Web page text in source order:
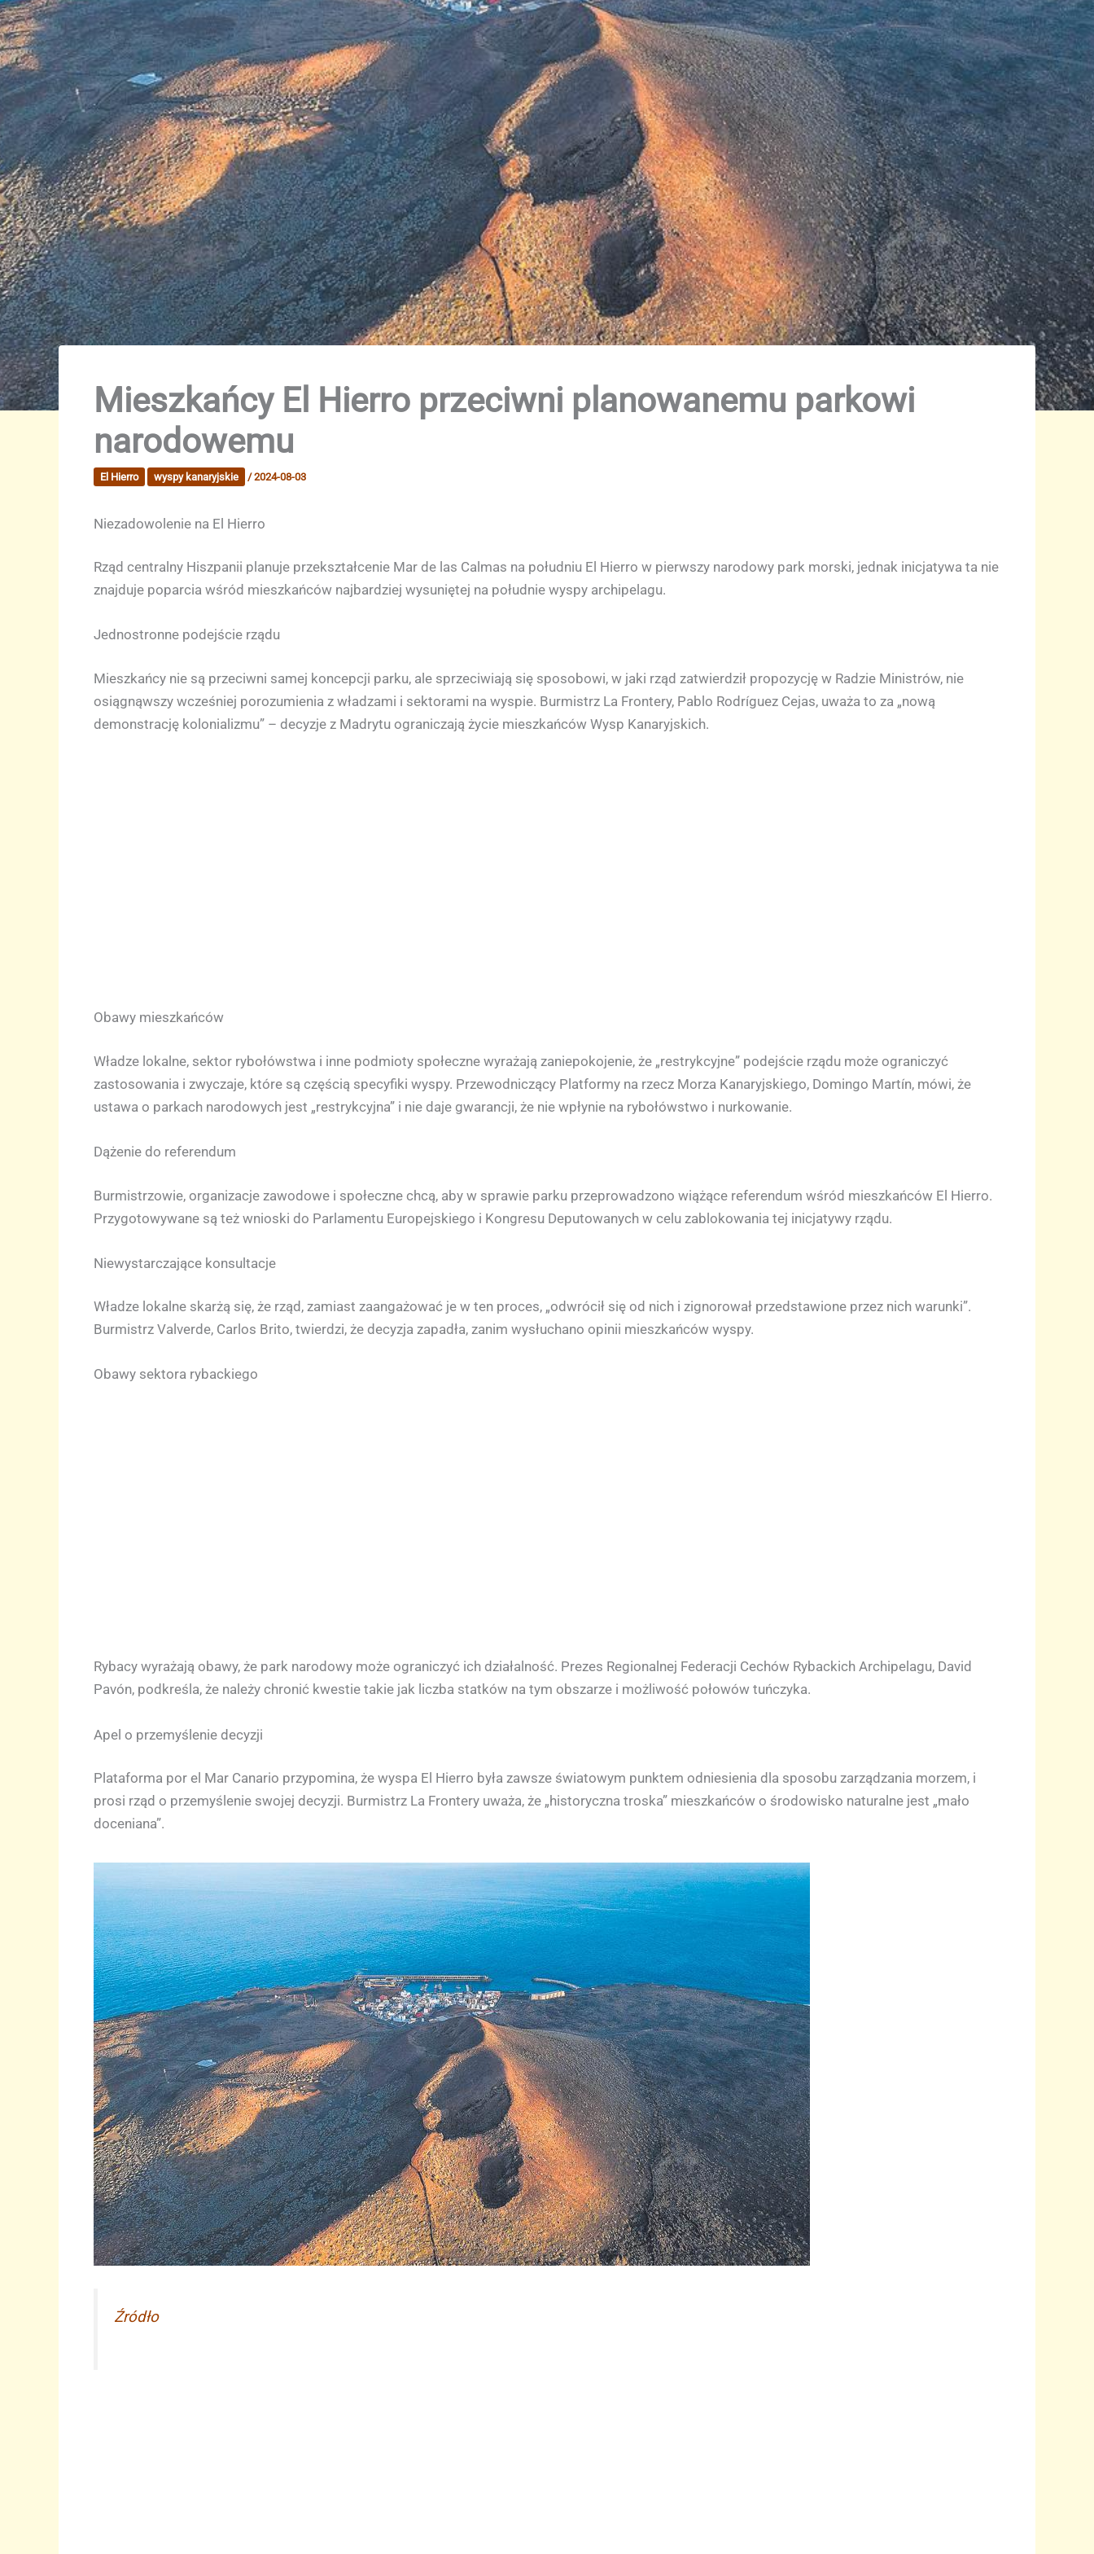
Mieszkańcy El Hierro przeciwni planowanemu parkowi
narodowemu
El Hierro wyspy kanaryjskie /2024-08-03
Niezadowolenie na El Hierro
Rząd centralny Hiszpanii planuje przekształcenie Mar de las Calmas na południu El Hierro w pierwszy narodowy park morski, jednak inicjatywa ta nie
znajduje poparcia wśród mieszkańców najbardziej wysuniętej na południe wyspy archipelagu.
Jednostronne podejście rządu
Mieszkańcy nie są przeciwni samej koncepcji parku, ale sprzeciwiają się sposobowi, w jaki rząd zatwierdził propozycję w Radzie Ministrów, nie
osiągnąwszy wcześniej porozumienia z władzami i sektorami na wyspie. Burmistrz La Frontery, Pablo Rodríguez Cejas, uważa to za „nową
demonstrację kolonializmu” – decyzje z Madrytu ograniczają życie mieszkańców Wysp Kanaryjskich.
Obawy mieszkańców
Władze lokalne, sektor rybołówstwa i inne podmioty społeczne wyrażają zaniepokojenie, że „restrykcyjne” podejście rządu może ograniczyć
zastosowania i zwyczaje, które są częścią specyfiki wyspy. Przewodniczący Platformy na rzecz Morza Kanaryjskiego, Domingo Martín, mówi, że
ustawa o parkach narodowych jest „restrykcyjna” i nie daje gwarancji, że nie wpłynie na rybołówstwo i nurkowanie.
Dążenie do referendum
Burmistrzowie, organizacje zawodowe i społeczne chcą, aby w sprawie parku przeprowadzono wiążące referendum wśród mieszkańców El Hierro.
Przygotowywane są też wnioski do Parlamentu Europejskiego i Kongresu Deputowanych w celu zablokowania tej inicjatywy rządu.
Niewystarczające konsultacje
Władze lokalne skarżą się, że rząd, zamiast zaangażować je w ten proces, „odwrócił się od nich i zignorował przedstawione przez nich warunki”.
Burmistrz Valverde, Carlos Brito, twierdzi, że decyzja zapadła, zanim wysłuchano opinii mieszkańców wyspy.
Obawy sektora rybackiego
Rybacy wyrażają obawy, że park narodowy może ograniczyć ich działalność. Prezes Regionalnej Federacji Cechów Rybackich Archipelagu, David
Pavón, podkreśla, że należy chronić kwestie takie jak liczba statków na tym obszarze i możliwość połowów tuńczyka.
Apel o przemyślenie decyzji
Plataforma por el Mar Canario przypomina, że wyspa El Hierro była zawsze światowym punktem odniesienia dla sposobu zarządzania morzem, i
prosi rząd o przemyślenie swojej decyzji. Burmistrz La Frontery uważa, że „historyczna troska” mieszkańców o środowisko naturalne jest „mało
doceniana”.
Źródło